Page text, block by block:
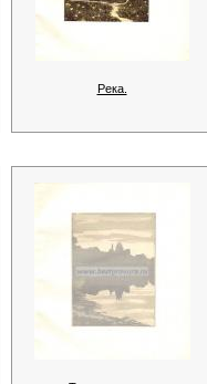
Река.